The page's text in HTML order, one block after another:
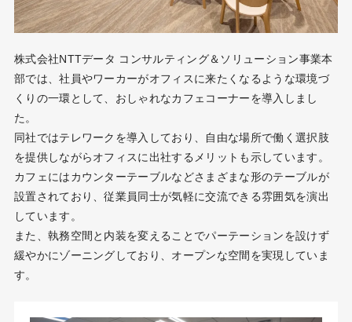
株式会社NTTデータ コンサルティング＆ソリューション事業本
部では、社員やワーカーがオフィスに来たくなるような環境づ
くりの一環として、おしゃれなカフェコーナーを導入しまし
た。
同社ではテレワークを導入しており、自由な場所で働く選択肢
を提供しながらオフィスに出社するメリットも示しています。
カフェにはカウンターテーブルなどさまざまな形のテーブルが
設置されており、従業員同士が気軽に交流できる雰囲気を演出
しています。
また、執務空間と内装を変えることでパーテーションを設けず
緩やかにゾーニングしており、オープンな空間を実現していま
す。